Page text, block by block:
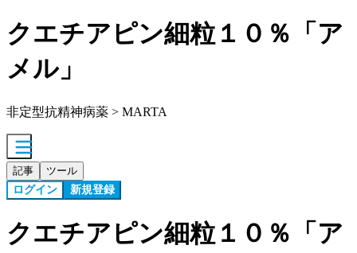
クエチアピン細粒１０％「ア
メル」
非定型抗精神病薬 > MARTA
記事 ツール
ログイン 新規登録
クエチアピン細粒１０％「ア